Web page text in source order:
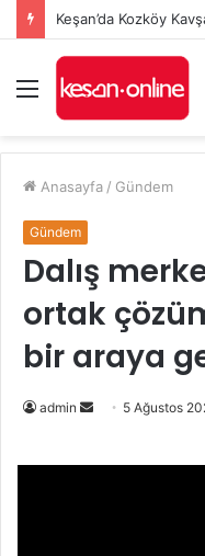
Keşan’da Kozköy
Menü
Anasayfa / Gündem
Gündem
Dalış
ortak
bir araya
admin
Bir
5 Ağustos